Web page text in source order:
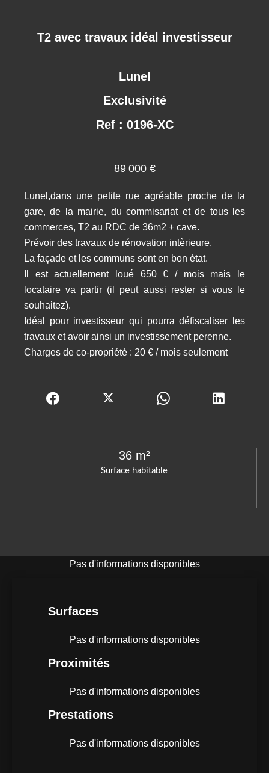
Surface habitable
36 m²
T2 avec travaux idéal investisseur
Lunel
Exclusivité
Ref : 0196-XC
89 000 €
Lunel,dans une petite rue agréable proche de la
gare, de la mairie, du commisariat et de tous les
commerces, T2 au RDC de 36m2 + cave.
Prévoir des travaux de rénovation intèrieure.
La façade et les communs sont en bon état.
Il est actuellement loué 650 € / mois mais le
locataire va partir (il peut aussi rester si vous le
souhaitez).
Idéal pour investisseur qui pourra défiscaliser les
travaux et avoir ainsi un investissement perenne.
Charges de co-propriété : 20 € / mois seulement
Pas d'informations disponibles
Surfaces
Pas d'informations disponibles
Proximités
Pas d'informations disponibles
Prestations
Pas d'informations disponibles